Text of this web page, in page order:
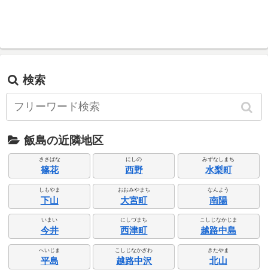
検索
飯島の近隣地区
ささばな
篠花
にしの
西野
みずなしまち
水梨町
しもやま
下山
おおみやまち
大宮町
なんよう
南陽
いまい
今井
にしづまち
西津町
こしじなかじま
越路中島
へいじま
平島
こしじなかざわ
越路中沢
きたやま
北山